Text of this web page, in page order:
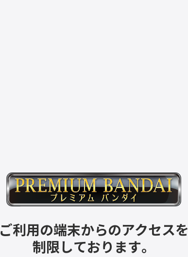
ご利用の端末からのアクセスを
制限しております。